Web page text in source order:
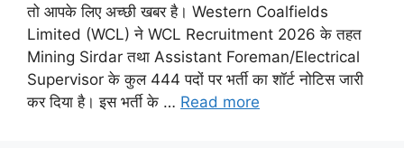
तो आपके लिए अच्छी खबर है। Western Coalfields
Limited (WCL) ने WCL Recruitment 2026 के तहत
Mining Sirdar तथा Assistant Foreman/Electrical
Supervisor के कुल 444 पदों पर भर्ती का शॉर्ट नोटिस जारी
कर दिया है। इस भर्ती के … Read more